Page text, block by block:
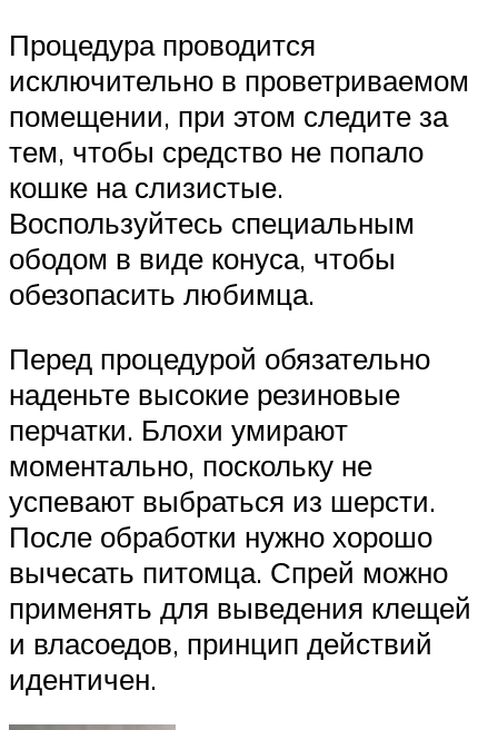
Процедура проводится
исключительно в проветриваемом
помещении, при этом следите за
тем, чтобы средство не попало
кошке на слизистые.
Воспользуйтесь специальным
ободом в виде конуса, чтобы
обезопасить любимца.
Перед процедурой обязательно
наденьте высокие резиновые
перчатки. Блохи умирают
моментально, поскольку не
успевают выбраться из шерсти.
После обработки нужно хорошо
вычесать питомца. Спрей можно
применять для выведения клещей
и власоедов, принцип действий
идентичен.